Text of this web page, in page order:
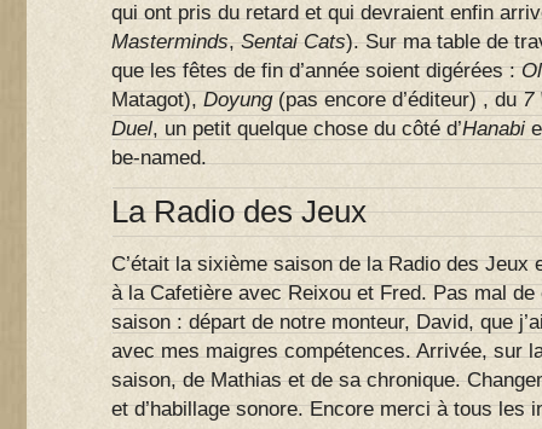
qui ont pris du retard et qui devraient enfin
Masterminds,Sentai Cats). Sur ma table de
que les fêtes de fin d’année soient digérées :
Matagot),Doyung(pas encore d’éditeur) , du7
Duel, un petit quelque chose du côté d’Hanabi
be-named.
La Radio des Jeux
C’était la sixième saison de la Radio des Jeux
à la Cafetière avec Reixou et Fred. Pas mal
saison : départ de notre monteur, David, que
avec mes maigres compétences. Arrivée, sur
saison, de Mathias et de sa chronique.
et d’habillage sonore. Encore merci à tous les